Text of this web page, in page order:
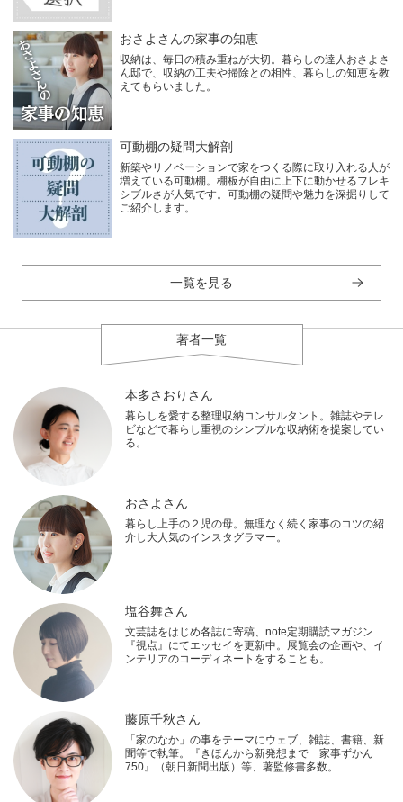
おさよさんの家事の知恵
収納は、毎日の積み重ねが大切。暮らしの達人おさよさ
ん邸で、収納の工夫や掃除との相性、暮らしの知恵を教
えてもらいました。
可動棚の疑問大解剖
新築やリノベーションで家をつくる際に取り入れる人が
増えている可動棚。棚板が自由に上下に動かせるフレキ
シブルさが人気です。可動棚の疑問や魅力を深掘りして
ご紹介します。
一覧を見る
著者一覧
本多さおりさん
暮らしを愛する整理収納コンサルタント。雑誌やテレ
ビなどで暮らし重視のシンプルな収納術を提案してい
る。
おさよさん
暮らし上手の２児の母。無理なく続く家事のコツの紹
介し大人気のインスタグラマー。
塩谷舞さん
文芸誌をはじめ各誌に寄稿、note定期購読マガジン
『視点』にてエッセイを更新中。展覧会の企画や、イ
ンテリアのコーディネートをすることも。
藤原千秋さん
「家のなか」の事をテーマにウェブ、雑誌、書籍、新
聞等で執筆。『きほんから新発想まで 家事ずかん
750』（朝日新聞出版）等、著監修書多数。